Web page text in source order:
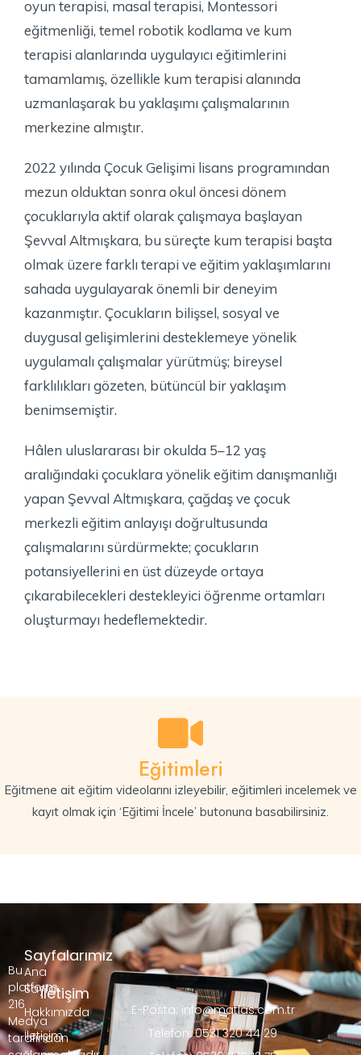
oyun terapisi, masal terapisi, Montessori
eğitmenliği, temel robotik kodlama ve kum
terapisi alanlarında uygulayıcı eğitimlerini
tamamlamış, özellikle kum terapisi alanında
uzmanlaşarak bu yaklaşımı çalışmalarının
merkezine almıştır.
2022 yılında Çocuk Gelişimi lisans programından
mezun olduktan sonra okul öncesi dönem
çocuklarıyla aktif olarak çalışmaya başlayan
Şevval Altmışkara, bu süreçte kum terapisi başta
olmak üzere farklı terapi ve eğitim yaklaşımlarını
sahada uygulayarak önemli bir deneyim
kazanmıştır. Çocukların bilişsel, sosyal ve
duygusal gelişimlerini desteklemeye yönelik
uygulamalı çalışmalar yürütmüş; bireysel
farklılıkları gözeten, bütüncül bir yaklaşım
benimsemiştir.
Hâlen uluslararası bir okulda 5–12 yaş
aralığındaki çocuklara yönelik eğitim danışmanlığı
yapan Şevval Altmışkara, çağdaş ve çocuk
merkezli eğitim anlayışı doğrultusunda
çalışmalarını sürdürmekte; çocukların
potansiyellerini en üst düzeyde ortaya
çıkarabilecekleri destekleyici öğrenme ortamları
oluşturmayı hedeflemektedir.
Eğitimleri
Eğitmene ait eğitim videolarını izleyebilir, eğitimleri incelemek ve
kayıt olmak için ‘Eğitimi İncele’ butonuna basabilirsiniz.
Bu
platform,
216
Medya
tarafından
Sayfalarımız
Ana
Sayfa
Hakkımızda
İletişim
İletişim
E-Posta: info@matlas.com.tr
Telefon: 0531 320 44 29